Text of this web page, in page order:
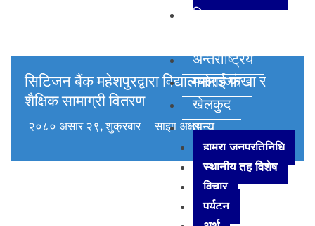
विज्ञान
अन्तर्राष्ट्रिय
मनोरञ्जन
खेलकुद
अन्य
हाम्रा जनप्रतिनिधि
स्थानीय तह विशेष
विचार
पर्यटन
सिटिजन बैंक महेशपुरद्वारा विद्यालयलाई फंखा र
शैक्षिक सामाग्री वितरण
२०८० असार २९, शुक्रबार साझा अक्षर